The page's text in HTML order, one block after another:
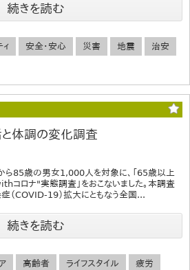
続きを読む
ィ 安全・安心 災害 地震 治安
体調の変化調査
ら85歳の男女1,000人を対象に、「65歳以上
ロナ"実態調査」をおこないました。本調査
（COVID-19）拡大にともなう全国...
続きを読む
高齢者 ライフスタイル 疲労